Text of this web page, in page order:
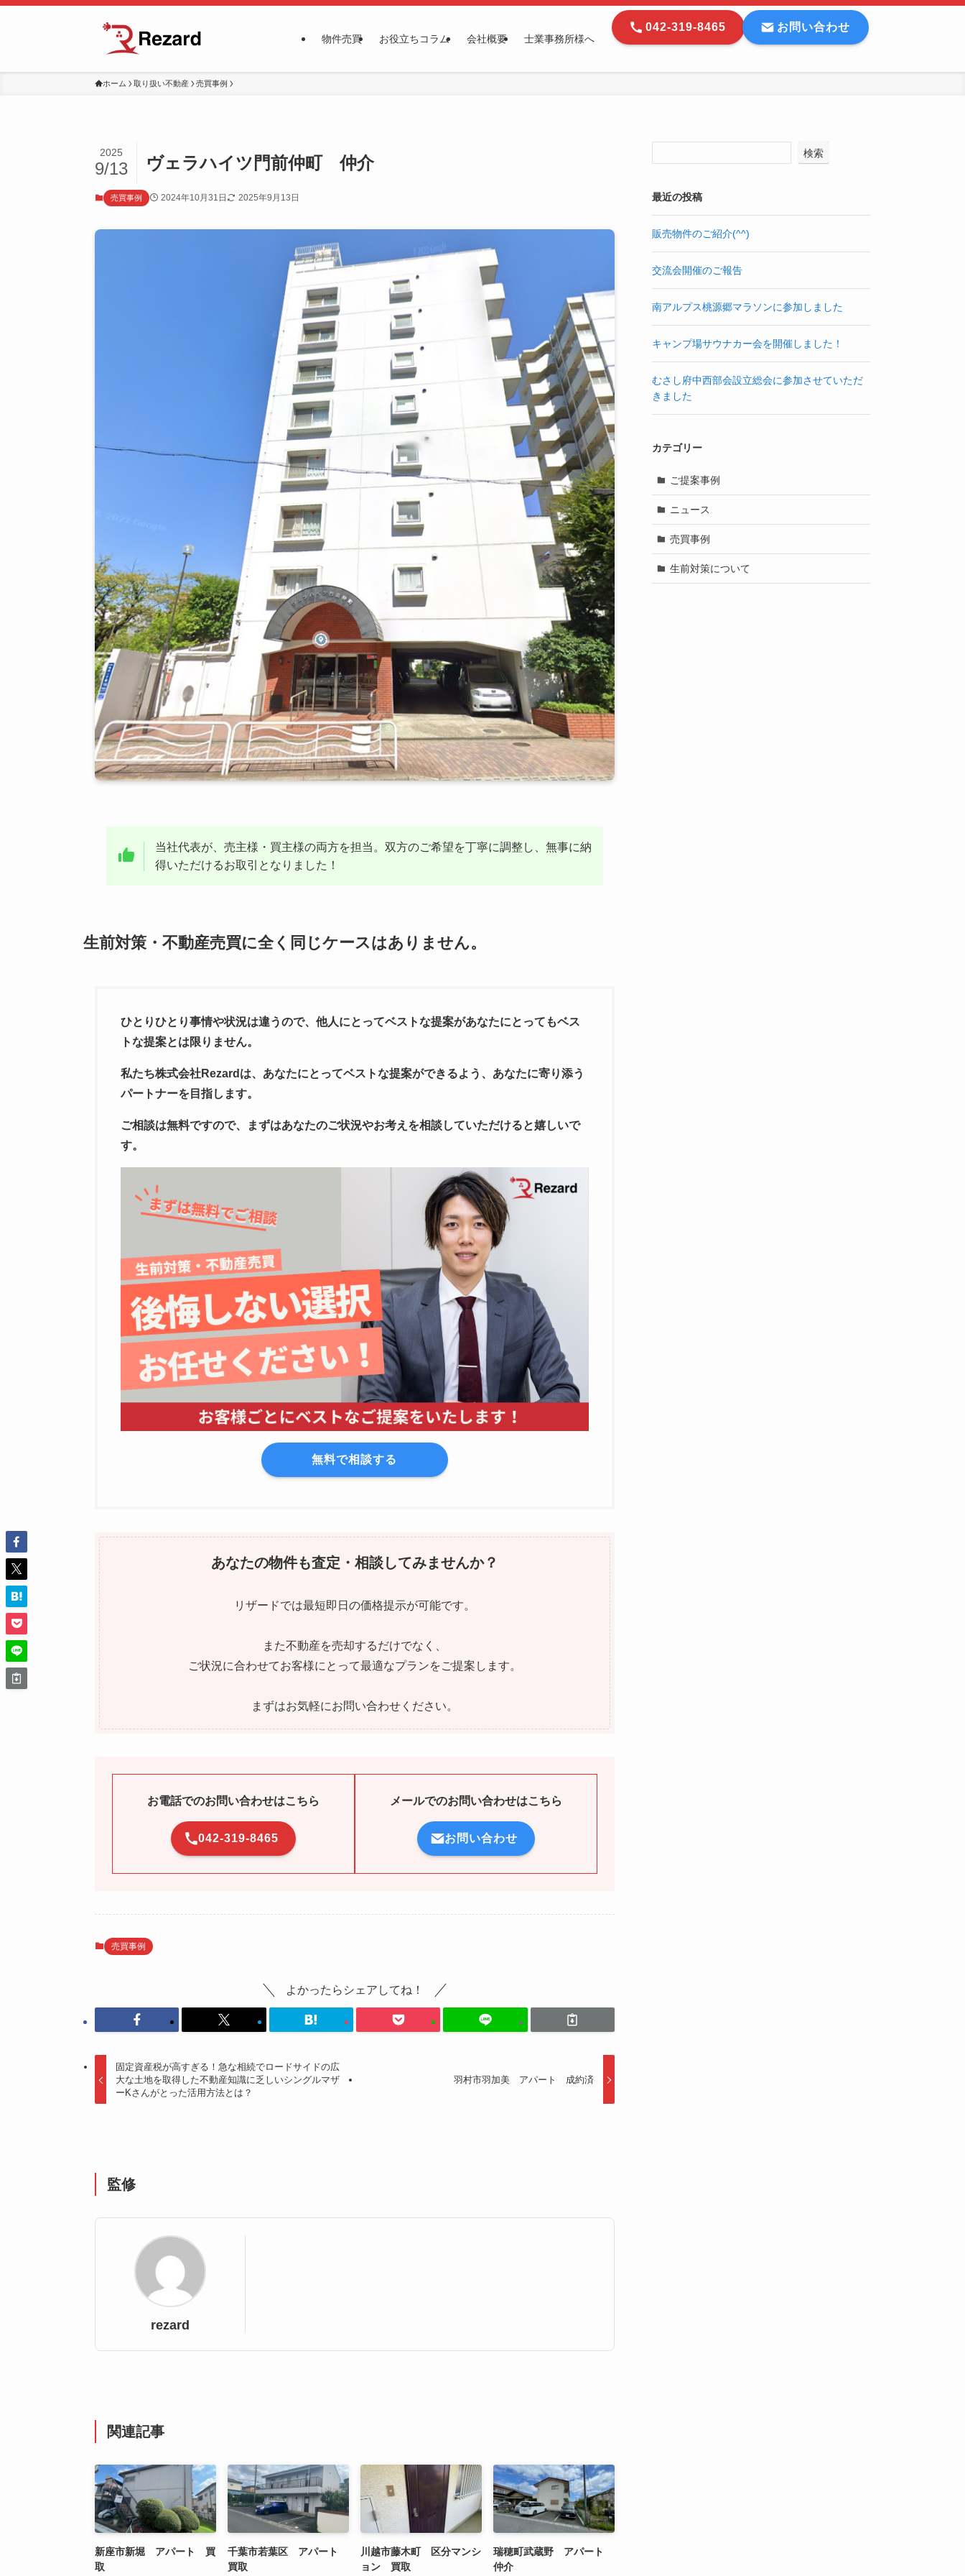
物件売買 お役立ちコラム 会社概要 士業事務所様へ
042-319-8465 お問い合わせ
ホーム 取り扱い不動産 売買事例
ヴェラハイツ門前仲町 仲介
2025
9/13
売買事例 2024年10月31日 2025年9月13日
当社代表が、売主様・買主様の両方を担当。双方のご希望を丁寧に調整し、無事に納
得いただけるお取引となりました！
生前対策・不動産売買に全く同じケースはありません。
ひとりひとり事情や状況は違うので、他人にとってベストな提案があなたにとってもベス
トな提案とは限りません。
私たち株式会社Rezardは、あなたにとってベストな提案ができるよう、あなたに寄り添う
パートナーを目指します。
ご相談は無料ですので、まずはあなたのご状況やお考えを相談していただけると嬉しいで
す。
無料で相談する
あなたの物件も査定・相談してみませんか？
リザードでは最短即日の価格提示が可能です。
また不動産を売却するだけでなく、
ご状況に合わせてお客様にとって最適なプランをご提案します。
まずはお気軽にお問い合わせください。
お電話でのお問い合わせはこちら
042-319-8465
メールでのお問い合わせはこちら
お問い合わせ
売買事例
よかったらシェアしてね！
固定資産税が高すぎる！急な相続でロードサイドの広
大な土地を取得した不動産知識に乏しいシングルマザ
ーKさんがとった活用方法とは？
羽村市羽加美 アパート 成約済
監修
rezard
関連記事
新座市新堀 アパート 買
取
千葉市若葉区 アパート
買取
川越市藤木町 区分マンシ
ョン 買取
瑞穂町武蔵野 アパート
仲介
検索
最近の投稿
販売物件のご紹介(^^)
交流会開催のご報告
南アルプス桃源郷マラソンに参加しました
キャンプ場サウナカー会を開催しました！
むさし府中西部会設立総会に参加させていただ
きました
カテゴリー
ご提案事例
ニュース
売買事例
生前対策について